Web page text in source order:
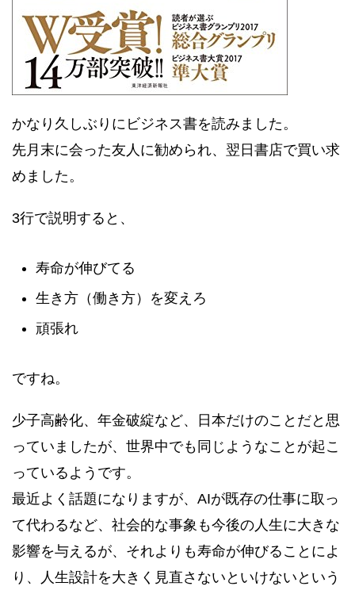
かなり久しぶりにビジネス書を読みました。
先月末に会った友人に勧められ、翌日書店で買い求
めました。
3行で説明すると、
寿命が伸びてる
生き方（働き方）を変えろ
頑張れ
ですね。
少子高齢化、年金破綻など、日本だけのことだと思
っていましたが、世界中でも同じようなことが起こ
っているようです。
最近よく話題になりますが、AIが既存の仕事に取っ
て代わるなど、社会的な事象も今後の人生に大きな
影響を与えるが、それよりも寿命が伸びることによ
り、人生設計を大きく見直さないといけないという